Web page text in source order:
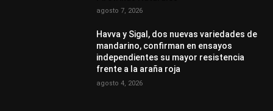
agosto 7, 2026
Havva y Sigal, dos nuevas variedades de
mandarino, confirman en ensayos
independientes su mayor resistencia
frente a la araña roja
agosto 4, 2026